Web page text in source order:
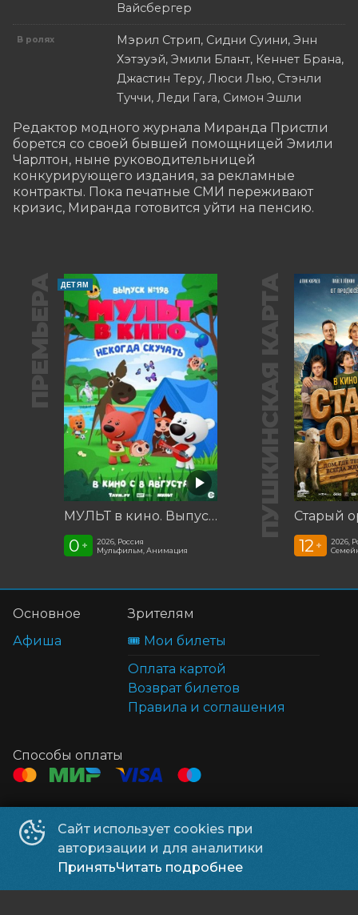
Вайсбергер
В ролях
Мэрил Стрип, Сидни Суини, Энн
Хэтэуэй, Эмили Блант, Кеннет Брана,
Джастин Теру, Люси Лью, Стэнли
Туччи, Леди Гага, Симон Эшли
Редактор модного журнала Миранда Пристли
борется со своей бывшей помощницей Эмили
Чарлтон, ныне руководительницей
конкурирующего издания, за рекламные
контракты. Пока печатные СМИ переживают
кризис, Миранда готовится уйти на пенсию.
ПРЕМЬЕРА ДЕТЯМ
МУЛЬТ в кино. Выпуск №198. Некогда скучать
0 +
2026, Россия
Мульфильм, Анимация
ПУШКИНСКАЯ КАРТА Старый
12 +
2026,
Сайт использует cookies при
авторизации и для аналитики
ПринятьЧитать подробнее
Основное
Афиша
Зрителям
🎟️ Мои билеты
Оплата картой
Возврат билетов
Правила и соглашения
Способы оплаты
ТЦ Клён +7 914 322-70-60
ТЦ Мега +7 914 689-28-11